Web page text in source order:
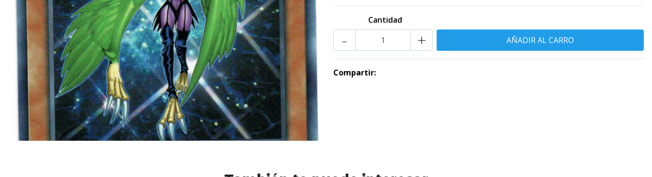
Cantidad
+
-
Compartir: